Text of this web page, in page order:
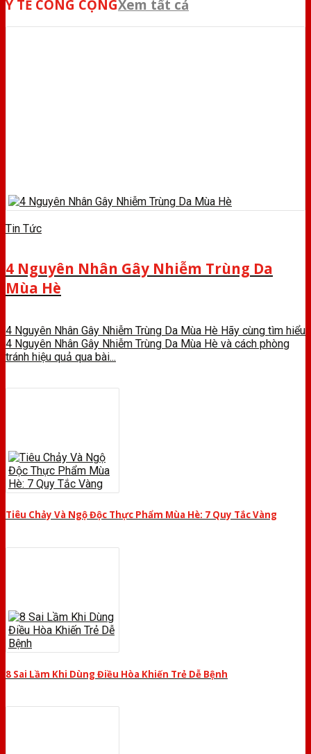
Y TẾ CÔNG CỘNGXem tất cả
Tin Tức
4 Nguyên Nhân Gây Nhiễm Trùng Da
Mùa Hè
4 Nguyên Nhân Gây Nhiễm Trùng Da Mùa Hè Hãy cùng tìm hiểu
4 Nguyên Nhân Gây Nhiễm Trùng Da Mùa Hè và cách phòng
tránh hiệu quả qua bài...
Tiêu Chảy Và Ngộ Độc Thực Phẩm Mùa Hè: 7 Quy Tắc Vàng
8 Sai Lầm Khi Dùng Điều Hòa Khiến Trẻ Dễ Bệnh